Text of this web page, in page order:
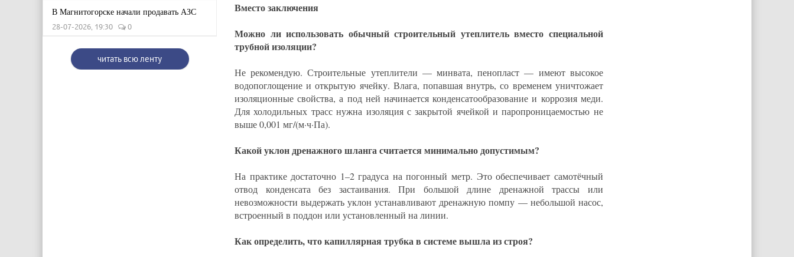
В Магнитогорске начали продавать АЗС
28-07-2026, 19:30 0
читать всю ленту
Вместо заключения
Можно ли использовать обычный строительный утеплитель вместо специальной
трубной изоляции?
Не рекомендую. Строительные утеплители — минвата, пенопласт — имеют высокое
водопоглощение и открытую ячейку. Влага, попавшая внутрь, со временем уничтожает
изоляционные свойства, а под ней начинается конденсатообразование и коррозия меди.
Для холодильных трасс нужна изоляция с закрытой ячейкой и паропроницаемостью не
выше 0,001 мг/(м·ч·Па).
Какой уклон дренажного шланга считается минимально допустимым?
На практике достаточно 1–2 градуса на погонный метр. Это обеспечивает самотёчный
отвод конденсата без застаивания. При большой длине дренажной трассы или
невозможности выдержать уклон устанавливают дренажную помпу — небольшой насос,
встроенный в поддон или установленный на линии.
Как определить, что капиллярная трубка в системе вышла из строя?